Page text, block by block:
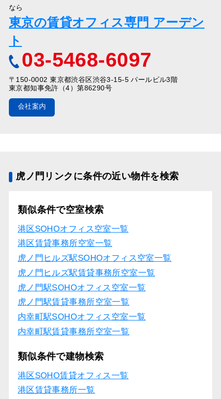
なら
東京の賃貸オフィス専門 アーデン
ト
03-5468-6097
〒150-0002 東京都渋谷区渋谷3-15-5 パールビル3階
東京都知事免許（4）第86290号
会社案内
虎ノ門リンクに条件の近い物件を検索
類似条件で空室検索
港区SOHOオフィス空室一覧
港区賃貸事務所空室一覧
虎ノ門ヒルズ駅SOHOオフィス空室一覧
虎ノ門ヒルズ駅賃貸事務所空室一覧
虎ノ門駅SOHOオフィス空室一覧
虎ノ門駅賃貸事務所空室一覧
内幸町駅SOHOオフィス空室一覧
内幸町駅賃貸事務所空室一覧
類似条件で建物検索
港区SOHO賃貸オフィス一覧
港区賃貸事務所一覧